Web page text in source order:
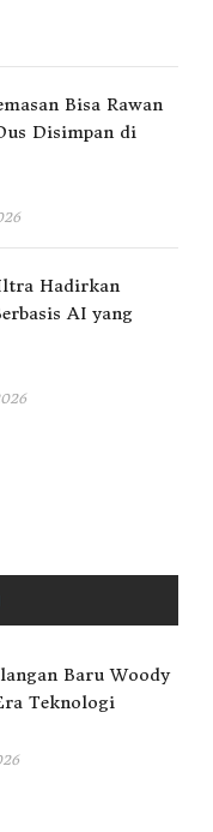
Bisa Rawan
Disimpan di
Hadirkan
AI yang
Baru Woody
Teknologi